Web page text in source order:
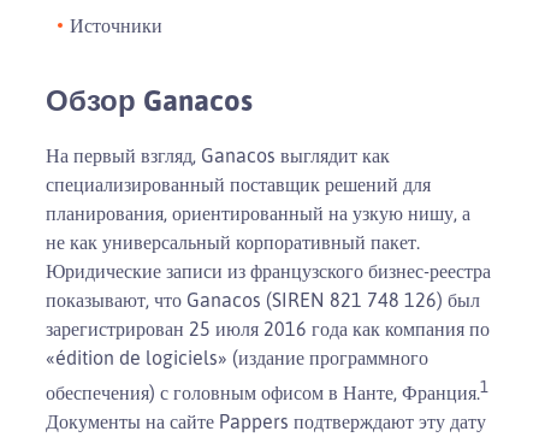
Источники
Обзор Ganacos
На первый взгляд, Ganacos выглядит как
специализированный поставщик решений для
планирования, ориентированный на узкую нишу, а
не как универсальный корпоративный пакет.
Юридические записи из французского бизнес-реестра
показывают, что Ganacos (SIREN 821 748 126) был
зарегистрирован 25 июля 2016 года как компания по
«édition de logiciels» (издание программного
обеспечения) с головным офисом в Нанте, Франция.1
Документы на сайте Pappers подтверждают эту дату